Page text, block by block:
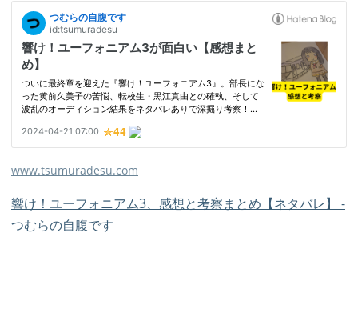
www.tsumuradesu.com
響け！ユーフォニアム3、感想と考察まとめ【ネタバレ】 -
つむらの自腹です